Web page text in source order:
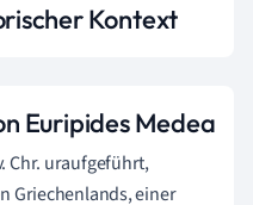
Kontext
Euripides Medea
Chr. uraufgeführt,
Griechenlands, einer